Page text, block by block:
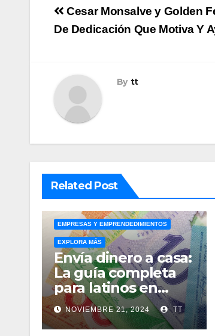
Navegación
de
Cesar Monsalve y Golden
De Dedicación Que Motiva Y
By tt
Related Post
EMPRESAS Y EMPRENDEDIMIENTOS
EXPLORA MÁS
Envía dinero a casa:
La guía completa
para latinos en
Canadá
NOVIEMBRE 21, 2024 TT